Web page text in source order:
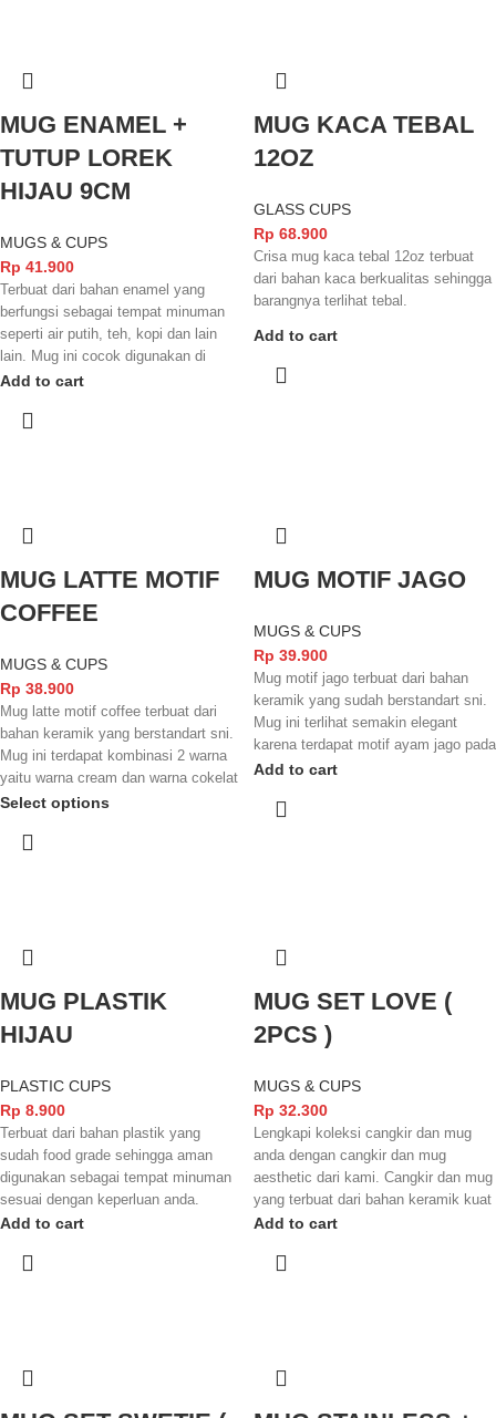
kalian✨
MUG ENAMEL +
TUTUP LOREK
HIJAU 9CM
MUGS & CUPS
Rp 41.900
Terbuat dari bahan enamel yang
berfungsi sebagai tempat minuman
seperti air putih, teh, kopi dan lain
lain. Mug ini cocok digunakan di
rumah, hotel, resto maupun café.
Add to cart
MUG KACA TEBAL
12OZ
GLASS CUPS
Rp 68.900
Crisa mug kaca tebal 12oz terbuat
dari bahan kaca berkualitas sehingga
barangnya terlihat tebal.
Add to cart
MUG LATTE MOTIF
COFFEE
MUGS & CUPS
Rp 38.900
Mug latte motif coffee terbuat dari
bahan keramik yang berstandart sni.
Mug ini terdapat kombinasi 2 warna
yaitu warna cream dan warna cokelat
yang menambah kesan elegant pada
Kami akan menghubungi Anda
Select options
MUG MOTIF JAGO
MUGS & CUPS
Rp 39.900
Mug motif jago terbuat dari bahan
keramik yang sudah berstandart sni.
Mug ini terlihat semakin elegant
karena terdapat motif ayam jago pada
barangnya.
Kami akan menghubungi Anda
kembali, jika request warna tidak
Add to cart
MUG PLASTIK
HIJAU
PLASTIC CUPS
Rp 8.900
Terbuat dari bahan plastik yang
sudah food grade sehingga aman
digunakan sebagai tempat minuman
sesuai dengan keperluan anda.
Tersedia dalam warna hijau terang
Add to cart
MUG SET LOVE (
2PCS )
MUGS & CUPS
Rp 32.300
Lengkapi koleksi cangkir dan mug
anda dengan cangkir dan mug
aesthetic dari kami. Cangkir dan mug
yang terbuat dari bahan keramik kuat
dengan finishing yang glossy
Add to cart